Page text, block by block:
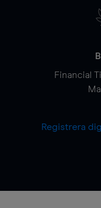
Financial
Registrera